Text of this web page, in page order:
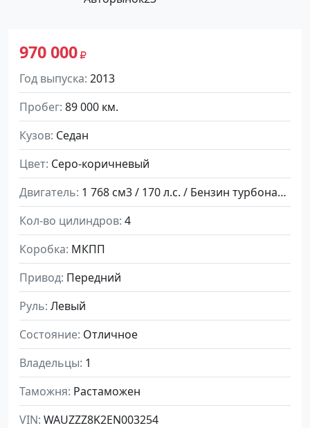
970 000
Год выпуска 2013
Пробег 89 000 км.
Кузов Седан
Цвет Серо-коричневый
Двигатель
1 768 см3 / 170 л.с. / Бензин турбонаддув
Кол-во цилиндров 4
Коробка МКПП
Привод Передний
Руль Левый
Состояние Отличное
Владельцы 1
Таможня Растаможен
VIN WAUZZZ8K2EN003254